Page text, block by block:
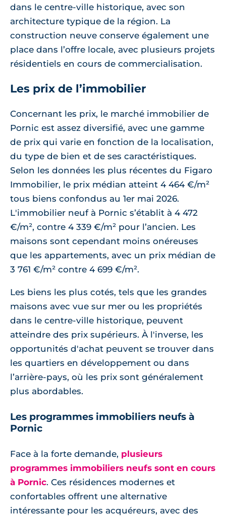
dans le centre-ville historique, avec son
architecture typique de la région. La
construction neuve conserve également une
place dans l’offre locale, avec plusieurs projets
résidentiels en cours de commercialisation.
Les prix de l’immobilier
Concernant les prix, le marché immobilier de
Pornic est assez diversifié, avec une gamme
de prix qui varie en fonction de la localisation,
du type de bien et de ses caractéristiques.
Selon les données les plus récentes du Figaro
Immobilier, le prix médian atteint 4 464 €/m²
tous biens confondus au 1er mai 2026.
L'immobilier neuf à Pornic s’établit à 4 472
€/m², contre 4 339 €/m² pour l’ancien. Les
maisons sont cependant moins onéreuses
que les appartements, avec un prix médian de
3 761 €/m² contre 4 699 €/m².
Les biens les plus cotés, tels que les grandes
maisons avec vue sur mer ou les propriétés
dans le centre-ville historique, peuvent
atteindre des prix supérieurs. À l'inverse, les
opportunités d'achat peuvent se trouver dans
les quartiers en développement ou dans
l’arrière-pays, où les prix sont généralement
plus abordables.
Les programmes immobiliers neufs à
Pornic
Face à la forte demande, plusieurs
programmes immobiliers neufs sont en cours
à Pornic. Ces résidences modernes et
confortables offrent une alternative
intéressante pour les acquéreurs, avec des